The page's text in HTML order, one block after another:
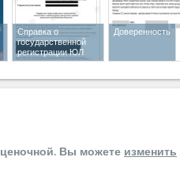
Справка о
государственной
регистрации ЮЛ
Доверенность
Вы можете изменить